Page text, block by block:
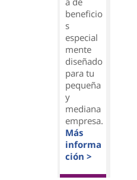
beneficio
s
especial
mente
diseñado
para tu
pequeña
y
mediana
empresa.
Más
informa
ción >